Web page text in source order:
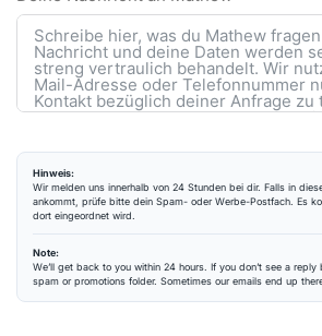
Hinweis:
Wir melden uns innerhalb von 24 Stunden bei dir. Falls in
ankommt, prüfe bitte dein Spam- oder Werbe-Postfach. Es
dort eingeordnet wird.
Note:
We’ll get back to you within 24 hours. If you don’t see a
spam or promotions folder. Sometimes our emails end up